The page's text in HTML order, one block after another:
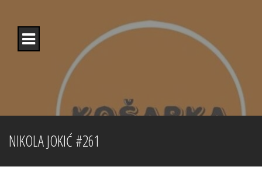
content
NIKOLA JOKIĆ #261